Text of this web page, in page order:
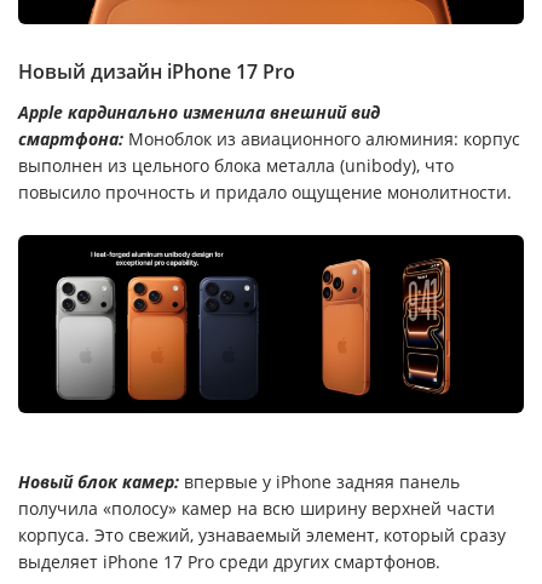
Новый дизайн iPhone 17 Pro
Apple кардинально изменила внешний вид
смартфона: Моноблок из авиационного алюминия: корпус
выполнен из цельного блока металла (unibody), что
повысило прочность и придало ощущение монолитности.
Новый блок камер: впервые у iPhone задняя панель
получила «полосу» камер на всю ширину верхней части
корпуса. Это свежий, узнаваемый элемент, который сразу
выделяет iPhone 17 Pro среди других смартфонов.